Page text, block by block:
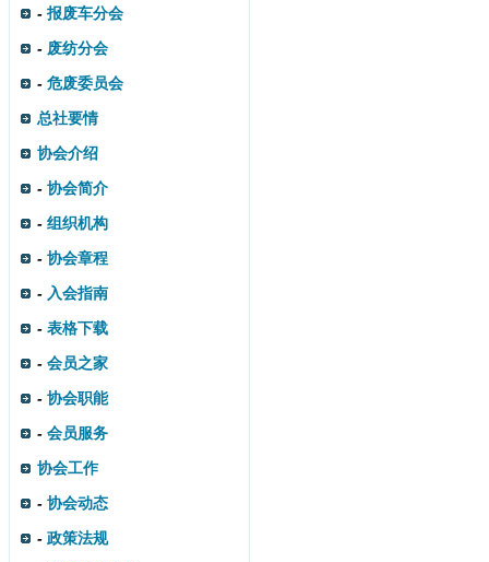
- 报废车分会
- 废纺分会
- 危废委员会
总社要情
协会介绍
- 协会简介
- 组织机构
- 协会章程
- 入会指南
- 表格下载
- 会员之家
- 协会职能
- 会员服务
协会工作
- 协会动态
- 政策法规